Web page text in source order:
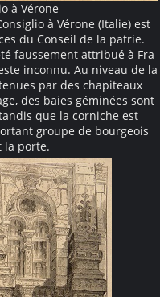
à Vérone
à Vérone (Italie) est
du Conseil de la patrie.
faussement attribué à Fra
inconnu. Au niveau de la
par des chapiteaux
des baies géminées sont
que la corniche est
groupe de bourgeois
la porte.